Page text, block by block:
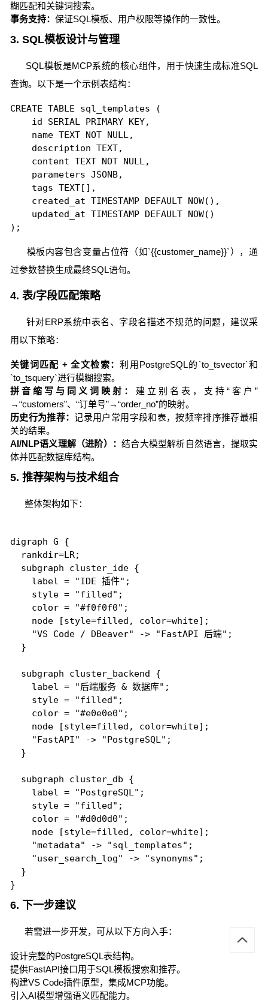
糊匹配和关键词搜索。
事务支持： 保证SQL模板、用户权限等操作的一致性。
3. SQL模板设计与管理
SQL模板是MCP系统的核心组件，用于快速生成标准SQL
查询。以下是一个示例表结构：
CREATE TABLE sql_templates (
    id SERIAL PRIMARY KEY,
    name TEXT NOT NULL,
    description TEXT,
    content TEXT NOT NULL,
    parameters JSONB,
    tags TEXT[],
    created_at TIMESTAMP DEFAULT NOW(),
    updated_at TIMESTAMP DEFAULT NOW()
);
模板内容包含变量占位符（如`{{customer_name}}`），通
过参数替换生成最终SQL语句。
4. 表/字段匹配策略
针对ERP系统中表名、字段名描述不规范的问题，建议采
用以下策略：
关键词匹配 + 全文检索：利用PostgreSQL的`to_tsvector`和
`to_tsquery`进行模糊搜索。
拼音缩写与同义词映射： 建立别名表，支持“客户”
→“customers”、“订单号”→“order_no”的映射。
历史行为推荐：记录用户常用字段和表，按频率排序推荐最相
关的结果。
AI/NLP语义理解（进阶）：结合大模型解析自然语言，提取实
体并匹配数据库结构。
5. 推荐架构与技术组合
整体架构如下：
digraph G {
  rankdir=LR;
  subgraph cluster_ide {
    label = "IDE 插件";
    style = "filled";
    color = "#f0f0f0";
    node [style=filled, color=white];
    "VS Code / DBeaver" -> "FastAPI 后端";
  }
  subgraph cluster_backend {
    label = "后端服务 & 数据库";
    style = "filled";
    color = "#e0e0e0";
    node [style=filled, color=white];
    "FastAPI" -> "PostgreSQL";
  }
  subgraph cluster_db {
    label = "PostgreSQL";
    style = "filled";
    color = "#d0d0d0";
    node [style=filled, color=white];
    "metadata" -> "sql_templates";
    "user_search_log" -> "synonyms";
  }
}
6. 下一步建议
若需进一步开发，可从以下方向入手：
设计完整的PostgreSQL表结构。
提供FastAPI接口用于SQL模板搜索和推荐。
构建VS Code插件原型，集成MCP功能。
引入AI模型增强语义匹配能力。